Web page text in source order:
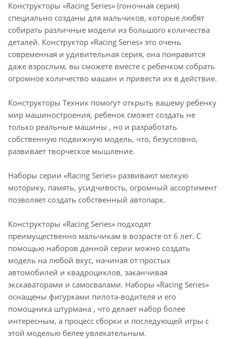
Конструкторы «Racing Series» (гоночная серия)
специально созданы для мальчиков, которые любят
собирать различные модели из большого количества
деталей. Конструктор «Racing Series» это очень
современная и удивительная серия, она понравится
даже взрослым, вы сможете вместе с ребенком собрать
огромное количество машин и привести их в действие.
Конструкторы Техник помогут открыть вашему ребенку
мир машиностроения, ребенок сможет создать не
только реальные машины , но и разработать
собственную подвижную модель, что, безусловно,
развивает творческое мышление.
Наборы серии «Racing Series» развивают мелкую
моторику, память, усидчивость, огромный ассортимент
позволяет создать собственный автопарк.
Конструкторы «Racing Series» подходят
преимущественно мальчикам в возрасте от 6 лет. С
помощью наборов данной серии можно создать
модель на любой вкус, начиная от простых
автомобилей и квадроциклов, заканчивая
экскаваторами и самосвалами. Наборы «Racing Series»
оснащены фигурками пилота-водителя и его
помощника штурмана , что делает набор более
интересным, а процесс сборки и последующей игры с
этой моделью белее увлекательным.